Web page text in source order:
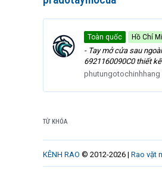
Toàn quốc Hồ Chí
- Tay mở cửa sau
6921160090C0 thiết
phutungotochinhhang
TỪ KHÓA
KÊNH RAO © 2012-2026 | Rao vặt